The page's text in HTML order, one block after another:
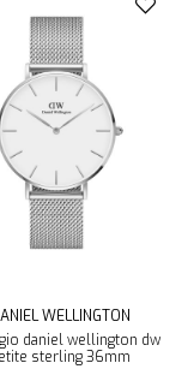
WELLINGTON
daniel wellington dw
sterling 36mm